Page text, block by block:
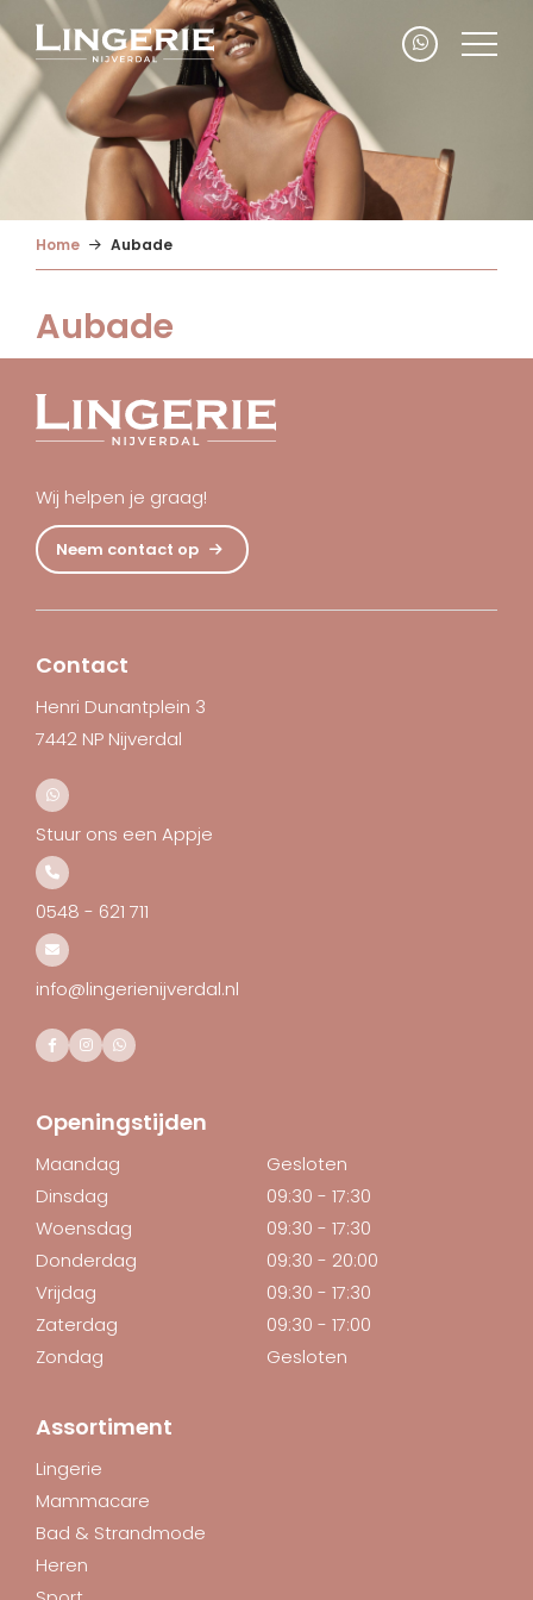
Home Aubade
Aubade
Wij helpen je graag!
Neem contact op
Contact
Henri Dunantplein 3
7442 NP Nijverdal
Stuur ons een Appje
0548 - 621 711
info@lingerienijverdal.nl
Openingstijden
Maandag
Gesloten
Dinsdag
09:30 - 17:30
Woensdag
09:30 - 17:30
Donderdag
09:30 - 20:00
Vrijdag
09:30 - 17:30
Zaterdag
09:30 - 17:00
Zondag
Gesloten
Assortiment
Lingerie
Mammacare
Bad & Strandmode
Heren